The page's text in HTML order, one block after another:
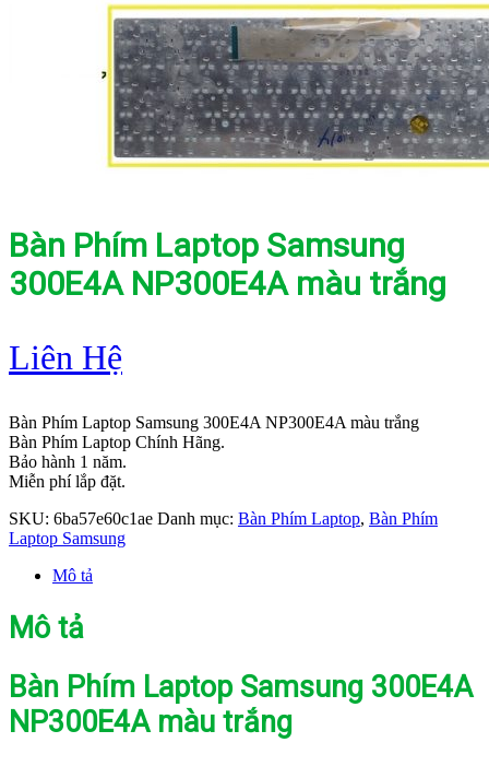
Bàn Phím Laptop Samsung
300E4A NP300E4A màu trắng
Liên Hệ
Bàn Phím Laptop Samsung 300E4A NP300E4A màu trắng
Bàn Phím Laptop Chính Hãng.
Bảo hành 1 năm.
Miễn phí lắp đặt.
SKU: 6ba57e60c1ae Danh mục: Bàn Phím Laptop, Bàn Phím
Laptop Samsung
Mô tả
Mô tả
Bàn Phím Laptop Samsung 300E4A
NP300E4A màu trắng